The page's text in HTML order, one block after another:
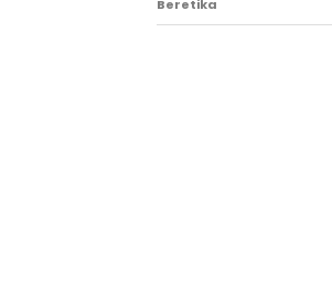
Beretika